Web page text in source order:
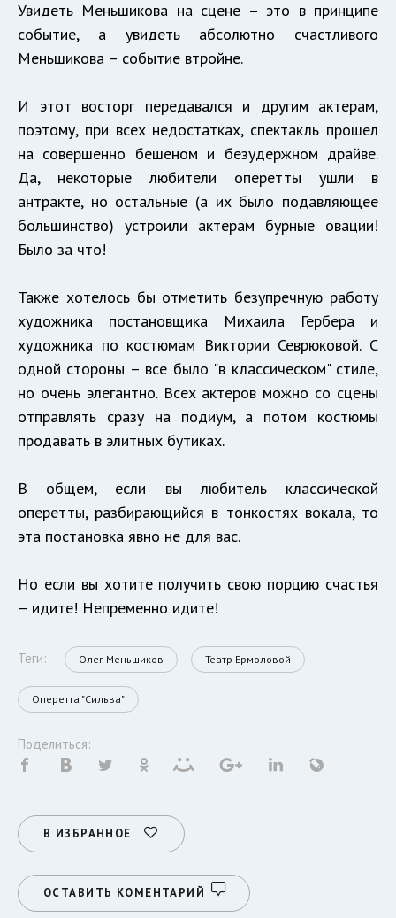
Увидеть Меньшикова на сцене – это в принципе
событие, а увидеть абсолютно счастливого
Меньшикова – событие втройне.
И этот восторг передавался и другим актерам,
поэтому, при всех недостатках, спектакль прошел
на совершенно бешеном и безудержном драйве.
Да, некоторые любители оперетты ушли в
антракте, но остальные (а их было подавляющее
большинство) устроили актерам бурные овации!
Было за что!
Также хотелось бы отметить безупречную работу
художника постановщика Михаила Гербера и
художника по костюмам Виктории Севрюковой. С
одной стороны – все было "в классическом" стиле,
но очень элегантно. Всех актеров можно со сцены
отправлять сразу на подиум, а потом костюмы
продавать в элитных бутиках.
В общем, если вы любитель классической
оперетты, разбирающийся в тонкостях вокала, то
эта постановка явно не для вас.
Но если вы хотите получить свою порцию счастья
– идите! Непременно идите!
Теги: Олег Меньшиков Театр Ермоловой
Оперетта "Сильва"
Поделиться:
В ИЗБРАННОЕ
ОСТАВИТЬ КОМЕНТАРИЙ